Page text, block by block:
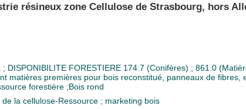
résineux zone Cellulose de Strasbourg, hors
; DISPONIBILITE FORESTIERE 174.7 (Conifères) ; 861.0
matières premières pour bois reconstitué, panneaux de fibres,
forestière ;Bois rond
la cellulose-Ressource ; marketing bois